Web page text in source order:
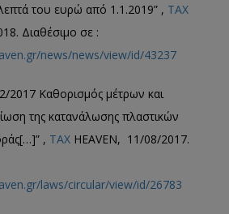
του ευρώ από 1.1.2019” , TAX
Διαθέσιμο σε :
news/news/view/id/43237
2017 Καθορισμός μέτρων και
της κατανάλωσης πλαστικών
, TAX HEAVEN, 11/08/2017.
laws/circular/view/id/26783